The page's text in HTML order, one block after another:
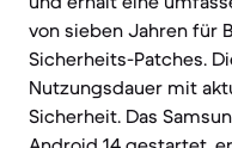
von sieben Jahren für
Sicherheits-Patches.
Nutzungsdauer mit
Sicherheit. Das